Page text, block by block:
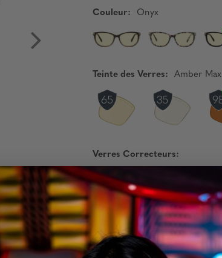
Couleur: Onyx
Teinte des Verres: Amber Max
Verres Correcteurs:
Single Vision Standard
Intermediate Progressive
Availability: In Stock